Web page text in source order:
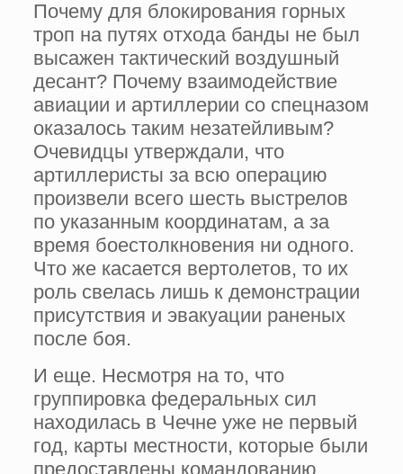
Почему для блокирования горных
троп на путях отхода банды не был
высажен тактический воздушный
десант? Почему взаимодействие
авиации и артиллерии со спецназом
оказалось таким незатейливым?
Очевидцы утверждали, что
артиллеристы за всю операцию
произвели всего шесть выстрелов
по указанным координатам, а за
время боестолкновения ни одного.
Что же касается вертолетов, то их
роль свелась лишь к демонстрации
присутствия и эвакуации раненых
после боя.
И еще. Несмотря на то, что
группировка федеральных сил
находилась в Чечне уже не первый
год, карты местности, которые были
предоставлены командованию